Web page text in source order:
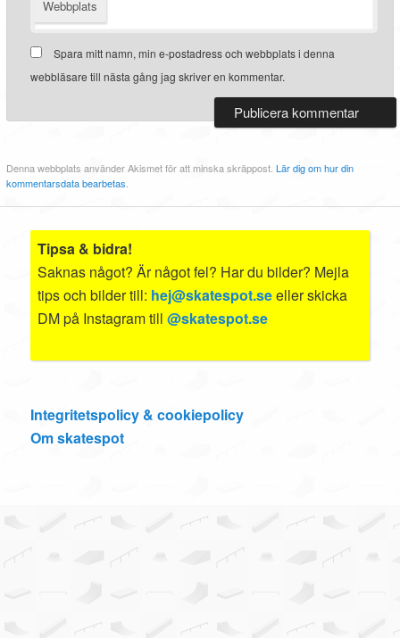
Webbplats
Spara mitt namn, min e-postadress och webbplats i denna
webbläsare till nästa gång jag skriver en kommentar.
Denna webbplats använder Akismet för att minska skräppost.Lär dig om hur din
kommentarsdata bearbetas
Tipsa & bidra!
Saknas något? Är något fel? Har du bilder? Mejla
tips och bilder till: hej@skatespot.seeller skicka
DM på Instagram till@skatespot.se
Integritetspolicy & cookiepolicy
Om skatespot